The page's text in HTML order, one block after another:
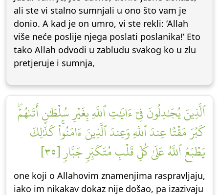
ali ste vi stalno sumnjali u ono što vam je
donio. A kad je on umro, vi ste rekli: ‘Allah
više neće poslije njega poslati poslanika!’ Eto
tako Allah odvodi u zabludu svakog ko u zlu
pretjeruje i sumnja,
ٱلَّذِينَ يُجَٰدِلُونَ فِيٓ ءَايَٰتِ ٱللَّهِ بِغَيۡرِ سُلۡطَٰنٍ أَتَىٰهُمۡۖ
كَبُرَ مَقۡتًا عِندَ ٱللَّهِ وَعِندَ ٱلَّذِينَ ءَامَنُواْۚ كَذَٰلِكَ
يَطۡبَعُ ٱللَّهُ عَلَىٰ كُلِّ قَلۡبِ مُتَكَبِّرٖ جَبَّارٖ [٣٥]
one koji o Allahovim znamenjima raspravljaju,
iako im nikakav dokaz nije došao, pa izazivaju